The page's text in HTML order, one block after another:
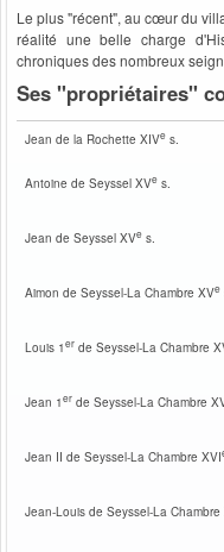
Le plus "récent", au cœur du
réalité une belle charge
chroniques des nombreux
Ses "propriétaires"
Jean de la Rochette XIVe s.
Antoine de Seyssel XVe s.
Jean de Seyssel XVe s.
Aimon de Seyssel-La Chambre XVe
Louis 1er de Seyssel-La Chambre
Jean 1er de Seyssel-La Chambre
Jean II de Seyssel-La Chambre XVI
Jean-Louis de Seyssel-La Chambre